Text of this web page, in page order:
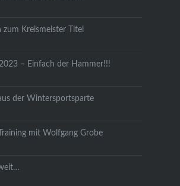
Kreismeister Titel
– Einfach der Hammer!!!
der Wintersportsparte
mit Wolfgang Grobe